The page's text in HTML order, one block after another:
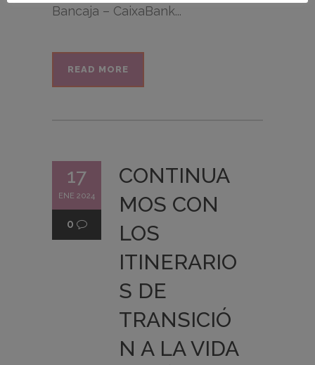
Bancaja – CaixaBank...
READ MORE
17
ENE 2024
0
CONTINUA
MOS CON
LOS
ITINERARIO
S DE
TRANSICIÓ
N A LA VIDA